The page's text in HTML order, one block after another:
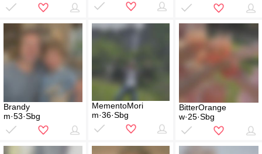
Brandy
m·53·Sbg
MementoMori
m·36·Sbg
BitterOrange
w·25·Sbg